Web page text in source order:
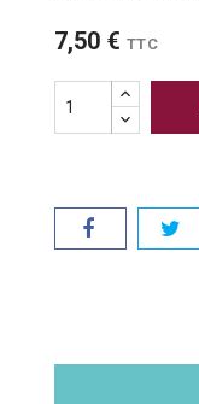
7,50 € TTC